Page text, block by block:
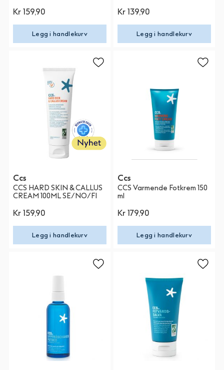
Kr 159,90
Legg i handlekurv
Kr 139,90
Legg i handlekurv
Ccs
CCS HARD SKIN & CALLUS
CREAM 100ML SE/NO/FI
Kr 159,90
Legg i handlekurv
Ccs
CCS Varmende Fotkrem 150
ml
Kr 179,90
Legg i handlekurv